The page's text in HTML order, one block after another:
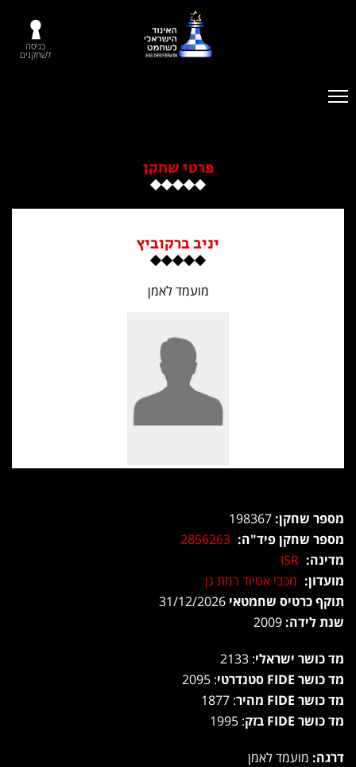
כניסה
לשחקנים
פרטי שחקן
יניב ברקוביץ
מועמד לאמן
מספר שחקן:
מספר שחקן פיד"ה: 2856263
מדינה: ISR
מועדון: מכבי אטיוד רמת גן
תוקף כרטיס שחמטאי
שנת לידה:
מד כושר ישראלי: 2133
מד כושר FIDE סטנדרטי
: 2095
מד כושר FIDE מהיר
: 1877
מד כושר FIDE בזק
: 1995
דרגה: מועמד לאמן